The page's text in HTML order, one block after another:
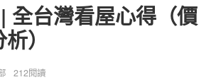
全台灣看屋心得（價
）
212閱讀